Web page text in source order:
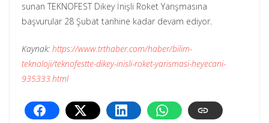
sunan TEKNOFEST Dikey İnişli Roket Yarışmasına
başvurular 28 Şubat tarihine kadar devam ediyor.
Kaynak: https://www.trthaber.com/haber/bilim-
teknoloji/teknofestte-dikey-inisli-roket-yarismasi-heyecani-
935333.html